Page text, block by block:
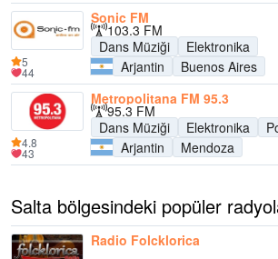
Sonic FM
103.3 FM
Dans Müziği
Elektronika
Arjantin
Buenos Aires
5
44
Metropolitana FM 95.3
95.3 FM
Dans Müziği
Elektronika
Arjantin
Mendoza
4.8
43
Salta bölgesindeki popüler
Radio Folcklorica